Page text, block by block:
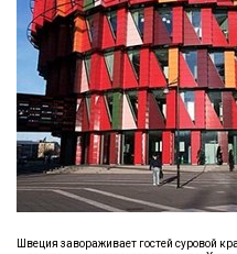
Швеция завораживает гостей суровой